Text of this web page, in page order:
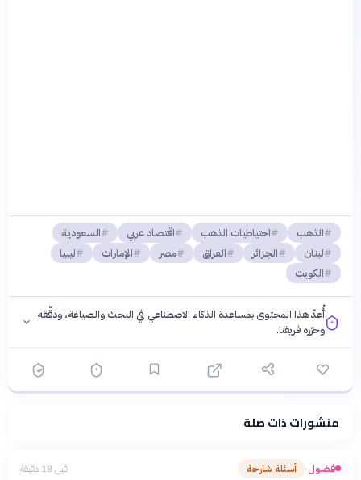
الذهب احتياطيات الذهب اقتصاد عربي
السعودية
لبنان
الجزائر العراق مصر الإمارات
ليبيا
الكويت
أُعدّ هذا المحتوى بمساعدة الذكاء الاصطناعي في البحث والصياغة، ودقّقه
وحرّره فريقنا.
فلسفتنا المعرفية· سياسة الذكاء الاصطناعيمنشورات ذات صلة
فضول› أسئلة شارحة قبل 18 دقيقة